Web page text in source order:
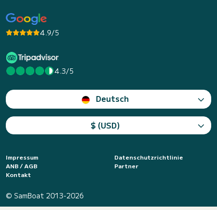
4.9/5
4.3/5
Deutsch
$ (USD)
Impressum
Datenschutzrichtlinie
ANB / AGB
Partner
Kontakt
© SamBoat 2013-2026